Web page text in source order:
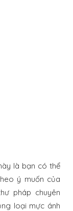
là bạn có thể
ý muốn của
pháp chuyên
loại mực ánh